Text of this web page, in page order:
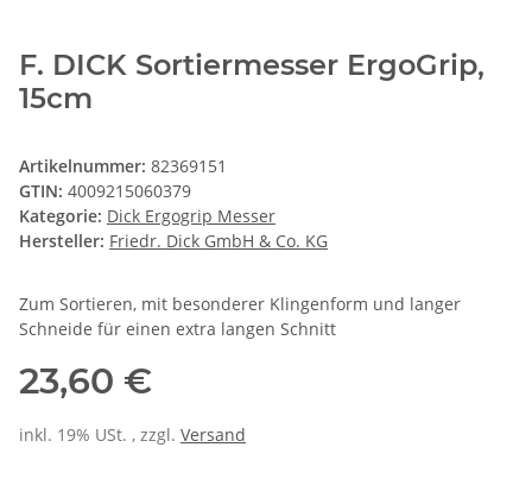
F. DICK Sortiermesser ErgoGrip,
15cm
Artikelnummer: 82369151
GTIN: 4009215060379
Kategorie: Dick Ergogrip Messer
Hersteller: Friedr. Dick GmbH & Co. KG
Zum Sortieren, mit besonderer Klingenform und langer
Schneide für einen extra langen Schnitt
23,60 €
inkl. 19% USt. , zzgl. Versand